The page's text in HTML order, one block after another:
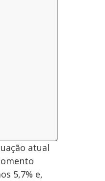
atual
5,7% e,